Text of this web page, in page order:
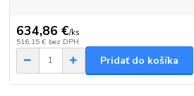
634,86 €/ks
516,15 € bez DPH
Pridať do košíka